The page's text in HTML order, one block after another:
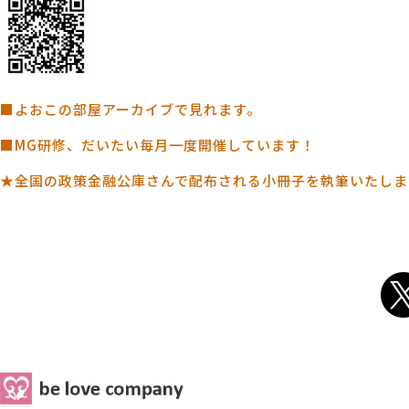
■よおこの部屋アーカイブで見れます。
■MG研修、だいたい毎月一度開催しています！
★全国の政策金融公庫さんで配布される小冊子を執筆いたし